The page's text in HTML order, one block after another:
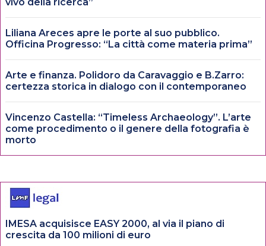
Liliana Areces apre le porte al suo pubblico.
Officina Progresso: “La città come materia prima”
Arte e finanza. Polidoro da Caravaggio e B.Zarro:
certezza storica in dialogo con il contemporaneo
Vincenzo Castella: “Timeless Archaeology”. L’arte
come procedimento o il genere della fotografia è
morto
IMESA acquisisce EASY 2000, al via il piano di
crescita da 100 milioni di euro